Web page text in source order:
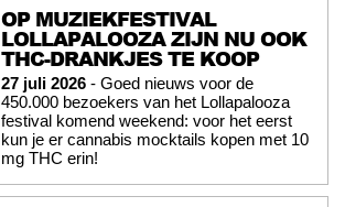
OP MUZIEKFESTIVAL
LOLLAPALOOZA ZIJN NU OOK
THC-DRANKJES TE KOOP
27 juli 2026 - Goed nieuws voor de
450.000 bezoekers van het Lollapalooza
festival komend weekend: voor het eerst
kun je er cannabis mocktails kopen met 10
mg THC erin!